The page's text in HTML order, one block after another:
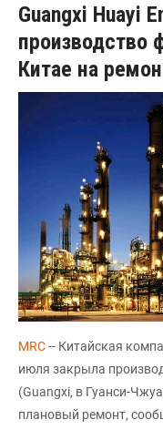
Guangxi Huayi
производство
Китае на
MRC-- Китайская
июля закрыла
(Guangxi, в Гуанси-
плановый ремонт,